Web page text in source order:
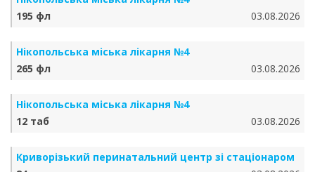
195 фл
03.08.2026
Нікопольська міська лікарня №4
265 фл
03.08.2026
Нікопольська міська лікарня №4
12 таб
03.08.2026
Криворізький перинатальний центр зі стаціонаром